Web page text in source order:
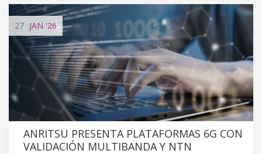
27 JAN '26
ANRITSU PRESENTA PLATAFORMAS 6G CON
VALIDACIÓN MULTIBANDA Y NTN